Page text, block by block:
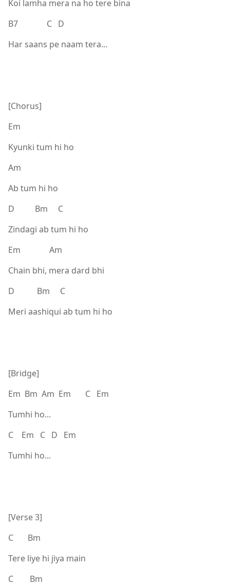
Koi lamha mera na ho tere bina
B7 C D
Har saans pe naam tera...
[Chorus]
Em
Kyunki tum hi ho
Am
Ab tum hi ho
D Bm C
Zindagi ab tum hi ho
Em Am
Chain bhi, mera dard bhi
D Bm C
Meri aashiqui ab tum hi ho
[Bridge]
Em Bm Am Em C Em
Tumhi ho...
C Em C D Em
Tumhi ho...
[Verse 3]
C Bm
Tere liye hi jiya main
C Bm